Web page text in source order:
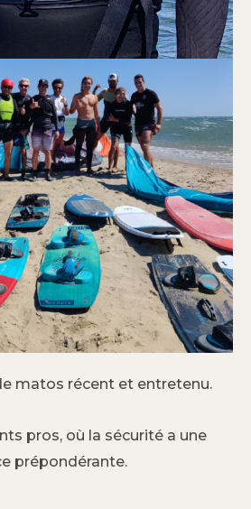
matos récent et entretenu.
pros, où la sécurité a une
prépondérante.